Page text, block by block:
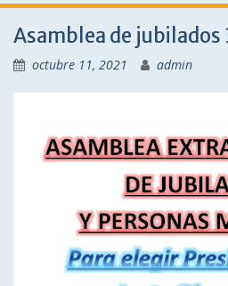
Asamblea de jubilados
octubre 11, 2021 admin